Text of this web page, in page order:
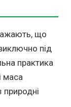
що
під
практика
маса